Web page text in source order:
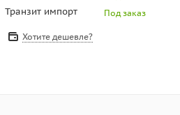
Транзит импорт Под заказ
Хотите дешевле?